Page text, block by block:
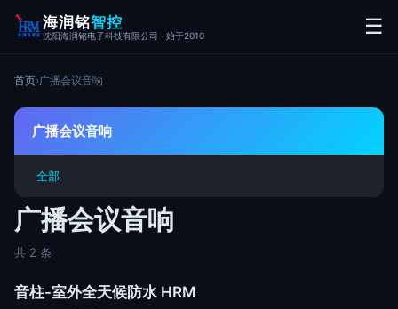
海润铭智控
沈阳海润铭电子科技有限公司 · 始于2010 ☰
首页›广播会议音响
广播会议音响
全部
广播会议音响
共 2 条
音柱-室外全天候防水 HRM